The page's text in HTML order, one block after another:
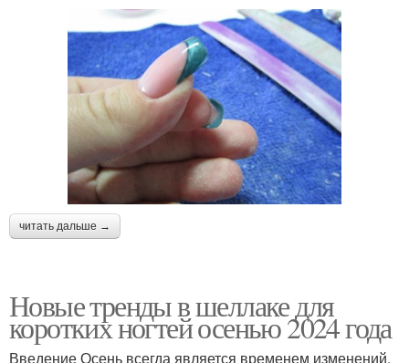
читать дальше →
Новые тренды в шеллаке для
коротких ногтей осенью 2024 года
Введение Осень всегда является временем изменений,